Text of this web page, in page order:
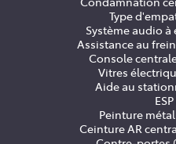
Type
Système audio
Assistance au
Console
Vitres
Aide au
Peinture